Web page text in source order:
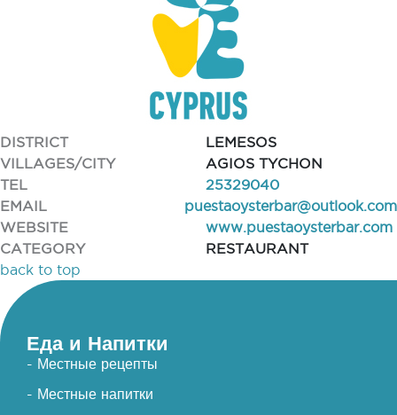
DISTRICT
LEMESOS
VILLAGES/CITY
AGIOS TYCHON
TEL
25329040
EMAIL
puestaoysterbar@outlook.com
WEBSITE
www.puestaoysterbar.com
CATEGORY
RESTAURANT
back to top
Еда и Напитки
- Местные рецепты
- Местные напитки